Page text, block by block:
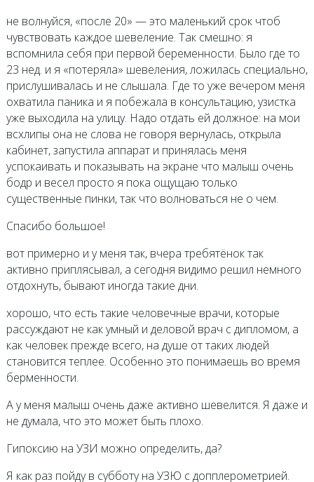
не волнуйся, «после 20» — это маленький срок чтоб
чувствовать каждое шевеление. Так смешно: я
вспомнила себя при первой беременности. Было где то
23 нед. и я «потеряла» шевеления, ложилась специально,
прислушивалась и не слышала. Где то уже вечером меня
охватила паника и я побежала в консультацию, узистка
уже выходила на улицу. Надо отдать ей должное: на мои
всхлипы она не слова не говоря вернулась, открыла
кабинет, запустила аппарат и принялась меня
успокаивать и показывать на экране что малыш очень
бодр и весел просто я пока ощущаю только
существенные пинки, так что волноваться не о чем.
Спасибо большое!
вот примерно и у меня так, вчера требятёнок так
активно приплясывал, а сегодня видимо решил немного
отдохнуть, бывают иногда такие дни.
хорошо, что есть такие человечные врачи, которые
рассуждают не как умный и деловой врач с дипломом, а
как человек прежде всего, на душе от таких людей
становится теплее. Особенно это понимаешь во время
берменности.
А у меня малыш очень даже активно шевелится. Я даже и
не думала, что это может быть плохо.
Гипоксию на УЗИ можно определить, да?
Я как раз пойду в субботу на УЗЮ с допплерометрией.